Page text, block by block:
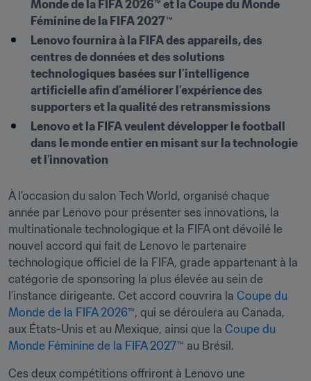
Monde de la FIFA 2026™ et la Coupe du Monde
Féminine de la FIFA 2027™
Lenovo fournira à la FIFA des appareils, des
centres de données et des solutions
technologiques basées sur l’intelligence
artificielle afin d’améliorer l’expérience des
supporters et la qualité des retransmissions
Lenovo et la FIFA veulent développer le football
dans le monde entier en misant sur la technologie
et l'innovation
À l’occasion du salon Tech World, organisé chaque
année par Lenovo pour présenter ses innovations, la
multinationale technologique et la FIFA ont dévoilé le
nouvel accord qui fait de Lenovo le partenaire
technologique officiel de la FIFA, grade appartenant à la
catégorie de sponsoring la plus élevée au sein de
l’instance dirigeante. Cet accord couvrira la Coupe du
Monde de la FIFA 2026™, qui se déroulera au Canada,
aux États-Unis et au Mexique, ainsi que la Coupe du
Monde Féminine de la FIFA 2027™ au Brésil.
Ces deux compétitions offriront à Lenovo une